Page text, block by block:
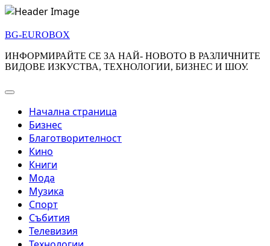
Skip
content
BG-EUROBOX
ИНФОРМИРАЙТЕ СЕ ЗА НАЙ- НОВОТО В РАЗЛИЧНИТЕ
ВИДОВЕ ИЗКУСТВА, ТЕХНОЛОГИИ, БИЗНЕС И ШОУ.
Начална страница
Бизнес
Благотворителност
Кино
Книги
Мода
Музика
Спорт
Събития
Телевизия